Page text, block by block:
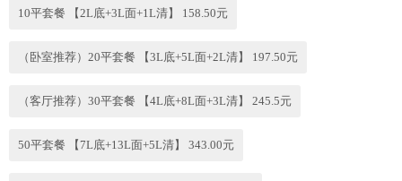
10平套餐 【2L底+3L面+1L清】 158.50元
（卧室推荐）20平套餐 【3L底+5L面+2L清】 197.50元
（客厅推荐）30平套餐 【4L底+8L面+3L清】 245.5元
50平套餐 【7L底+13L面+5L清】 343.00元